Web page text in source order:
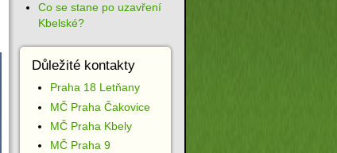
Co se stane po uzavření
Kbelské?
Důležité kontakty
Praha 18 Letňany
MČ Praha Čakovice
MČ Praha Kbely
MČ Praha 9